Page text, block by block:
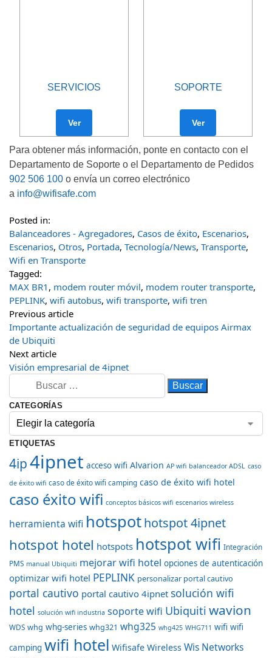
SERVICIOS
Ver
SOPORTE
Ver
Para obtener más información, ponte en contacto con el
Departamento de Soporte o el Departamento de Pedidos
902 506 100 o envía un correo electrónico
a info@wifisafe.com
Posted in:
Balanceadores - Agregadores, Casos de éxito, Escenarios,
Escenarios, Otros, Portada, Tecnología/News, Transporte,
Wifi en Transporte
Tagged:
MAX BR1 , modem router móvil, modem router transporte,
PEPLINK, wifi autobus, wifi transporte, wifi tren
Previous article
Importante actualización de seguridad de equipos Airmax
de Ubiquiti
Next article
Visión empresarial de 4ipnet
CATEGORÍAS
ETIQUETAS
4ip4ipnet acceso wifi Alvarion AP wifi balanceador ADSL caso
de éxito wifi caso de éxito wifi camping caso de éxito wifi hotel
caso éxito wifi conceptos básicos wifi escenarios wireless
herramienta wifi hotspothotspot 4ipnet
hotspot hotel hotspots hotspot wifi Integración
PMS manual Ubiquiti mejorar wifi hotel opciones de autenticación
optimizar wifi hotel PEPLINK personalizar portal cautivo
portal cautivo portal cautivo 4ipnet solución wifi
hotel solución wifi industria soporte wifi Ubiquiti wavion
WDS whg whg-series whg321 whg325 whg425 WHG711 wifi wifi
camping wifi hotel Wifisafe Wireless Wis Networks